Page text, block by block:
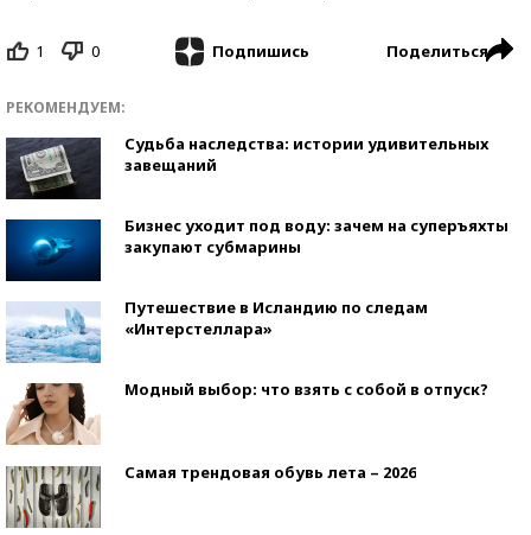
1 0 Подпишись Поделиться
РЕКОМЕНДУЕМ:
Судьба наследства: истории удивительных
завещаний
Бизнес уходит под воду: зачем на суперъяхты
закупают субмарины
Путешествие в Исландию по следам
«Интерстеллара»
Модный выбор: что взять с собой в отпуск?
Самая трендовая обувь лета – 2026